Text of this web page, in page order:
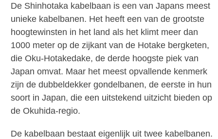
De Shinhotaka kabelbaan is een van Japans meest
unieke kabelbanen. Het heeft een van de grootste
hoogtewinsten in het land als het klimt meer dan
1000 meter op de zijkant van de Hotake bergketen,
die Oku-Hotakedake, de derde hoogste piek van
Japan omvat. Maar het meest opvallende kenmerk
zijn de dubbeldekker gondelbanen, de eerste in hun
soort in Japan, die een uitstekend uitzicht bieden op
de Okuhida-regio.
De kabelbaan bestaat eigenlijk uit twee kabelbanen.